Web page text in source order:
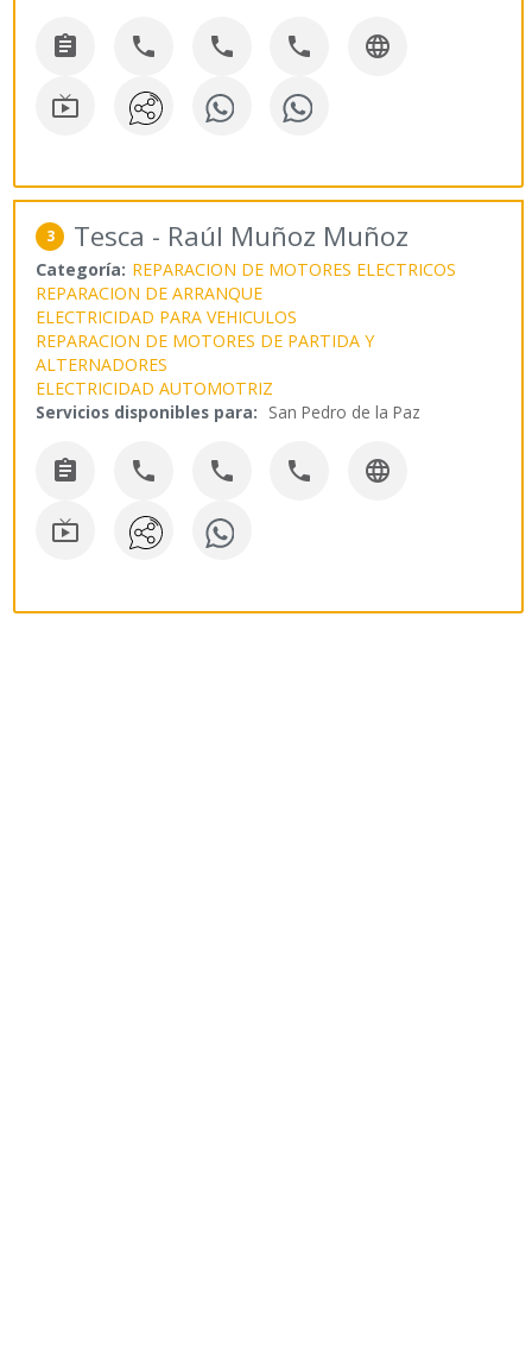
    

3 Tesca - Raúl Muñoz Muñoz
Categoría: REPARACION DE MOTORES ELECTRICOS
REPARACION DE ARRANQUE
ELECTRICIDAD PARA VEHICULOS
REPARACION DE MOTORES DE PARTIDA Y
ALTERNADORES
ELECTRICIDAD AUTOMOTRIZ
Servicios disponibles para: San Pedro de la Paz
    
